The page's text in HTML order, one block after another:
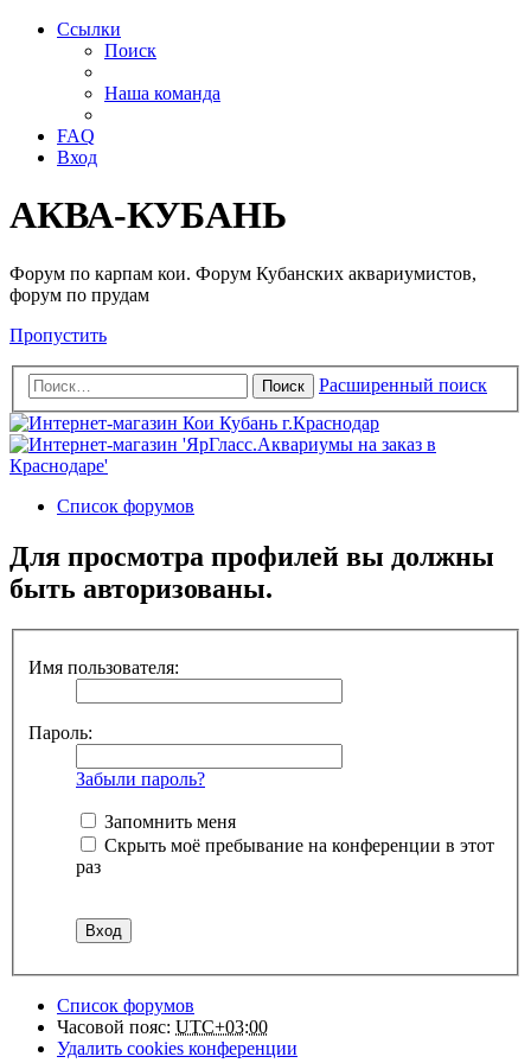
Ссылки
Поиск
Наша команда
FAQ
Вход
АКВА-КУБАНЬ
Форум по карпам кои. Форум Кубанских аквариумистов,
форум по прудам
Пропустить
Поиск Расширенный поиск
Список форумов
Для просмотра профилей вы должны
быть авторизованы.
Имя пользователя:
Пароль:
Забыли пароль?
Запомнить меня
Скрыть моё пребывание на конференции в этот
раз
Список форумов
Часовой пояс: UTC+03:00
Удалить cookies конференции